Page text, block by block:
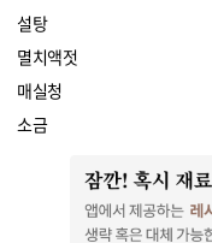
설탕
멸치액젓
매실청
소금